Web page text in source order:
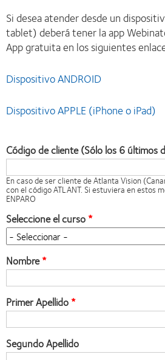
Si desea atender desde un
tablet) deberá tener la app
App gratuita en los siguientes
Dispositivo ANDROID
Dispositivo APPLE (iPhone o iPad)
Código de cliente (Sólo los 6
En caso de ser cliente de Atlanta Vision
con el código ATLANT. Si estuviera en estos
ENPARO
Seleccione el curso
Nombre
Primer Apellido
Segundo Apellido